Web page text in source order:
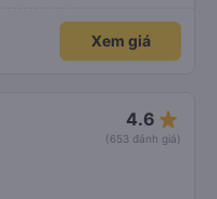
Xem giá
4.6 star_rate
(653 đánh giá)